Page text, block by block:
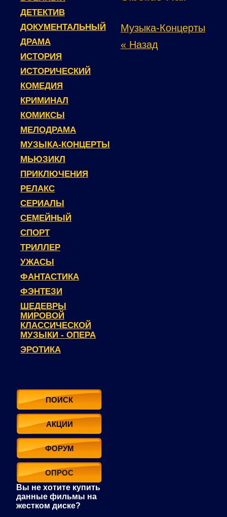
ДЕТЕКТИВ
ДОКУМЕНТАЛЬНЫЙ
ДРАМА
ИСТОРИЯ
ИСТОРИЧЕСКИЙ
КОМЕДИЯ
КРИМИНАЛ
КОМИКСЫ
МЕЛОДРАМА
МУЗЫКА-КОНЦЕРТЫ
МЬЮЗИКЛ
ПРИКЛЮЧЕНИЯ
РЕЛАКС
СЕРИАЛЫ
СЕМЕЙНЫЙ
СПОРТ
ТРИЛЛЕР
УЖАСЫ
ФАНТАСТИКА
ФЭНТЕЗИ
ШЕДЕВРЫ
МИРОВОЙ
КЛАССИЧЕСКОЙ
МУЗЫКИ - ОПЕРА
ЭРОТИКА
ПОИСК
АКЦИИ
ФОРУМ
ОПРОС
Вы не хотите купить
данные фильмы на
жестком диске?
Музыка-Концерты
« Назад